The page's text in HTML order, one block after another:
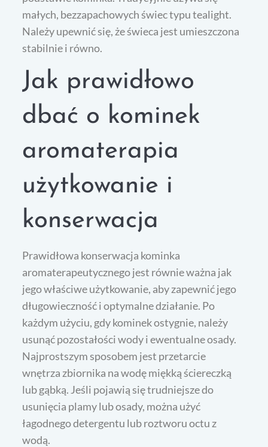
małych, bezzapachowych świec typu tealight.
Należy upewnić się, że świeca jest umieszczona
stabilnie i równo.
Jak prawidłowo
dbać o kominek
aromaterapia
użytkowanie i
konserwacja
Prawidłowa konserwacja kominka
aromaterapeutycznego jest równie ważna jak
jego właściwe użytkowanie, aby zapewnić jego
długowieczność i optymalne działanie. Po
każdym użyciu, gdy kominek ostygnie, należy
usunąć pozostałości wody i ewentualne osady.
Najprostszym sposobem jest przetarcie
wnętrza zbiornika na wodę miękką ściereczką
lub gąbką. Jeśli pojawią się trudniejsze do
usunięcia plamy lub osady, można użyć
łagodnego detergentu lub roztworu octu z
wodą.